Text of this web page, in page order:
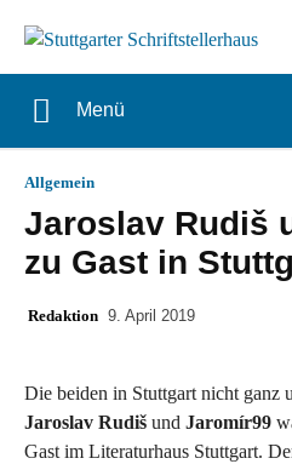
Menü
Allgemein
Jaroslav Rudiš
zu Gast in
Redaktion 9. April 2019
Die beiden in Stuttgart nicht ganz
Jaroslav Rudiš und Jaromír99
Gast im Literaturhaus Stuttgart.